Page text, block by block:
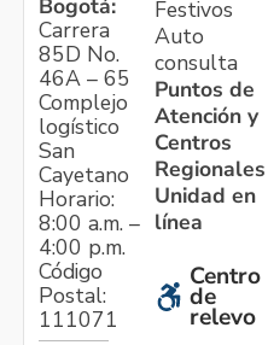
Carrera
85D No.
46A – 65
Complejo
logístico
San
Cayetano
Horario:
8:00 a.m. –
4:00 p.m.
Código
Postal:
111071
Festivos
Auto
consulta
Puntos de
Atención y
Centros
Regionales
Unidad en
línea
Centro
de
relevo